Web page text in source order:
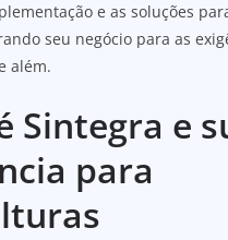
e as soluções
seu negócio para as
além.
Sintegra e
para